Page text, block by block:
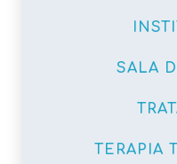
SALA
TERAPIA